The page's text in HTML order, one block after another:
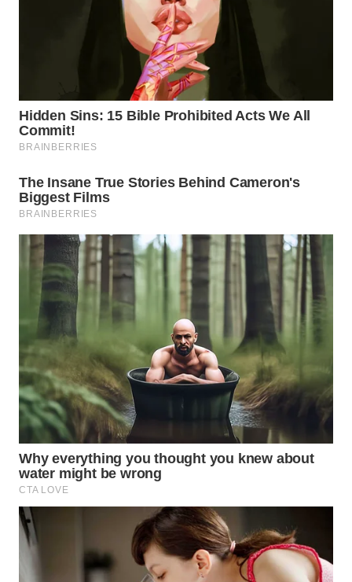
INFRASTRUKTUR
WAHANA
WAHANA
WAHANA
TRAVEL
WAHANA
TV
WAHANANEWS
ID
WAHANANEWS
CO ID
WAHANANEWS